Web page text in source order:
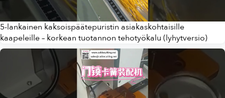
5-lankainen kaksoispäätepuristin asiakaskohtaisille
kaapeleille – korkean tuotannon tehotyökalu (lyhytversio)